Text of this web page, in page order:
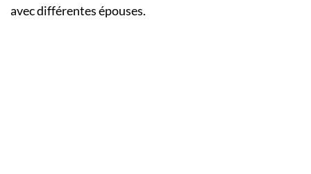
avec différentes épouses.